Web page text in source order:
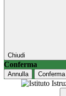
Chiudi
Conferma
Annulla Conferma